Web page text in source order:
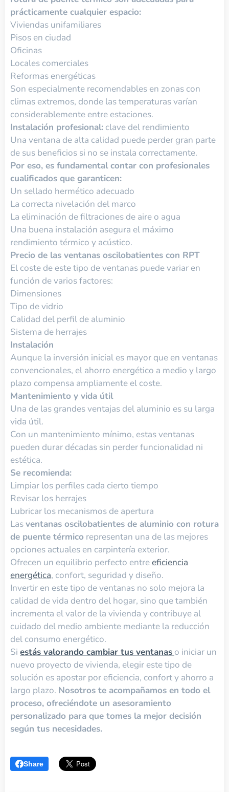
prácticamente cualquier espacio:
Viviendas unifamiliares
Pisos en ciudad
Oficinas
Locales comerciales
Reformas energéticas
Son especialmente recomendables en zonas con
climas extremos, donde las temperaturas varían
considerablemente entre estaciones.
Instalación profesional: clave del rendimiento
Una ventana de alta calidad puede perder gran parte
de sus beneficios si no se instala correctamente.
Por eso, es fundamental contar con profesionales
cualificados que garanticen:
Un sellado hermético adecuado
La correcta nivelación del marco
La eliminación de filtraciones de aire o agua
Una buena instalación asegura el máximo
rendimiento térmico y acústico.
Precio de las ventanas oscilobatientes con RPT
El coste de este tipo de ventanas puede variar en
función de varios factores:
Dimensiones
Tipo de vidrio
Calidad del perfil de aluminio
Sistema de herrajes
Instalación
Aunque la inversión inicial es mayor que en ventanas
convencionales, el ahorro energético a medio y largo
plazo compensa ampliamente el coste.
Mantenimiento y vida útil
Una de las grandes ventajas del aluminio es su larga
vida útil.
Con un mantenimiento mínimo, estas ventanas
pueden durar décadas sin perder funcionalidad ni
estética.
Se recomienda:
Limpiar los perfiles cada cierto tiempo
Revisar los herrajes
Lubricar los mecanismos de apertura
Lasventanas oscilobatientes de aluminio con rotura
de puente térmico representan una de las mejores
opciones actuales en carpintería exterior.
Ofrecen un equilibrio perfecto entreeficiencia
energética, confort, seguridad y diseño.
Invertir en este tipo de ventanas no solo mejora la
calidad de vida dentro del hogar, sino que también
incrementa el valor de la vivienda y contribuye al
cuidado del medio ambiente mediante la reducción
del consumo energético.
Si estás valorando cambiar tus ventanas o iniciar un
nuevo proyecto de vivienda, elegir este tipo de
solución es apostar por eficiencia, confort y ahorro a
largo plazo. Nosotros te acompañamos en todo el
proceso, ofreciéndote un asesoramiento
personalizado para que tomes la mejor decisión
según tus necesidades.
Share